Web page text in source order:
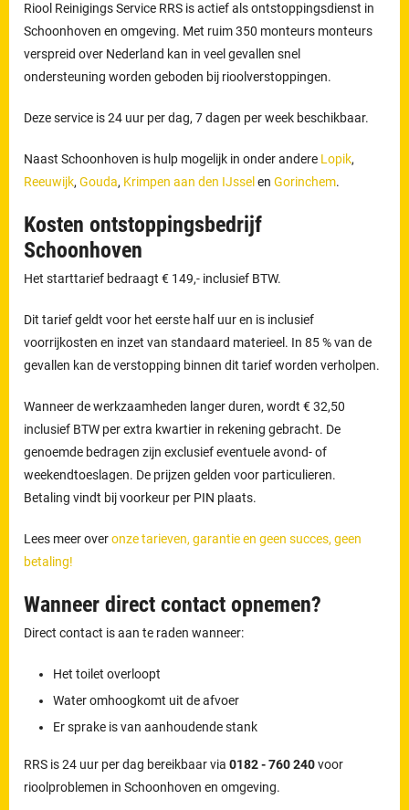
Riool Reinigings Service RRS is actief als ontstoppingsdienst in
Schoonhoven en omgeving. Met ruim 350 monteurs monteurs
verspreid over Nederland kan in veel gevallen snel
ondersteuning worden geboden bij rioolverstoppingen.
Deze service is 24 uur per dag, 7 dagen per week beschikbaar.
Naast Schoonhoven is hulp mogelijk in onder andere Lopik,
Reeuwijk,Gouda, Krimpen aan den IJssel enGorinchem.
Kosten ontstoppingsbedrijf
Schoonhoven
Het starttarief bedraagt € 149,- inclusief BTW.
Dit tarief geldt voor het eerste half uur en is inclusief
voorrijkosten en inzet van standaard materieel. In 85 % van de
gevallen kan de verstopping binnen dit tarief worden verholpen.
Wanneer de werkzaamheden langer duren, wordt € 32,50
inclusief BTW per extra kwartier in rekening gebracht. De
genoemde bedragen zijn exclusief eventuele avond- of
weekendtoeslagen. De prijzen gelden voor particulieren.
Betaling vindt bij voorkeur per PIN plaats.
Lees meer overonze tarieven, garantie en geen succes, geen
betaling!
Wanneer direct contact opnemen?
Direct contact is aan te raden wanneer:
Het toilet overloopt
Water omhoogkomt uit de afvoer
Er sprake is van aanhoudende stank
RRS is 24 uur per dag bereikbaar via0182 - 760 240voor
rioolproblemen in Schoonhoven en omgeving.